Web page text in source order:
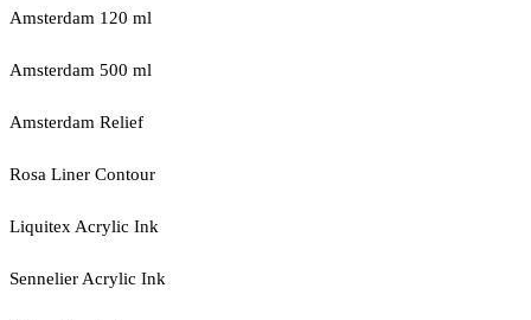
Amsterdam 120 ml
Amsterdam 500 ml
Amsterdam Relief
Rosa Liner Contour
Liquitex Acrylic Ink
Sennelier Acrylic Ink